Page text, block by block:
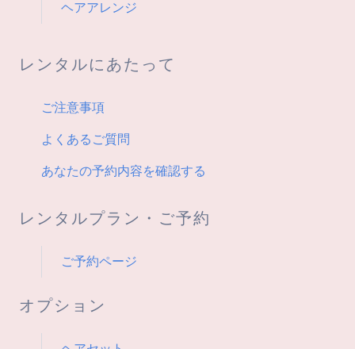
ヘアアレンジ
レンタルにあたって
ご注意事項
よくあるご質問
あなたの予約内容を確認する
レンタルプラン・ご予約
ご予約ページ
オプション